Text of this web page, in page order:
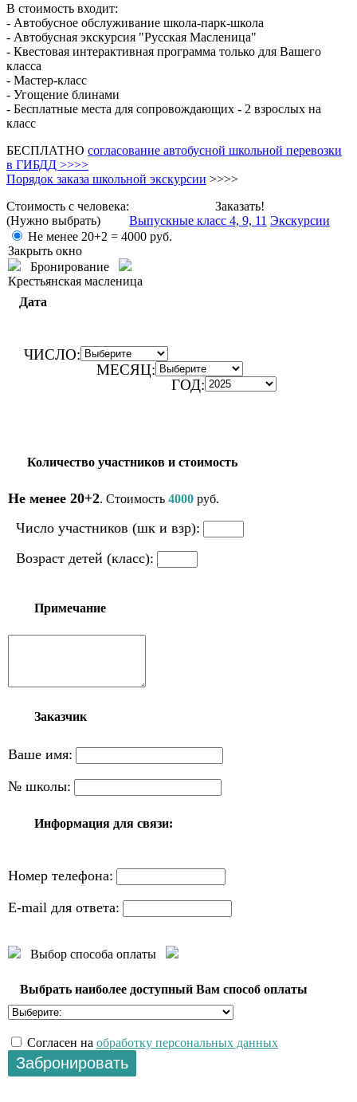
В стоимость входит:
- Автобусное обслуживание школа-парк-школа
- Автобусная экскурсия "Русская Масленица"
- Квестовая интерактивная программа только для Вашего
класса
- Мастер-класс
- Угощение блинами
- Бесплатные места для сопровождающих - 2 взрослых на
класс
БЕСПЛАТНО согласование автобусной школьной перевозки
в ГИБДД >>>>
Порядок заказа школьной экскурсии >>>>
Стоимость с человека:
(Нужно выбрать)
Не менее 20+2 = 4000 руб.
Закрыть окно
Бронирование
Крестьянская масленица
Дата
ЧИСЛО:
МЕСЯЦ:
ГОД:
Количество участников и стоимость
Не менее 20+2. Стоимость 4000 руб.
Число участников (шк и взр):
Возраст детей (класс):
Примечание
Заказчик
Ваше имя:
№ школы:
Информация для связи:
Номер телефона:
E-mail для ответа:
Выбор способа оплаты
Выбрать наиболее доступный Вам способ оплаты
Согласен на обработку персональных данных
Заказать!
Выпускные класс 4, 9, 11 Экскурсии